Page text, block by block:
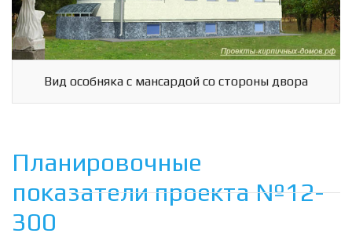
Вид особняка с мансардой со стороны двора
Планировочные
показатели проекта №12-
300